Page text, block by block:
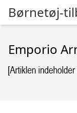
Børnetøj-
Emporio